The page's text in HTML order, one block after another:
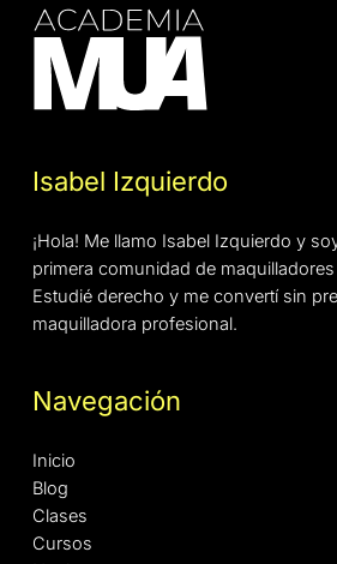
Isabel Izquierdo
¡Hola! Me llamo Isabel Izquierdo y
primera comunidad de
Estudié derecho y me convertí sin
maquilladora profesional.
Navegación
Inicio
Blog
Clases
Cursos